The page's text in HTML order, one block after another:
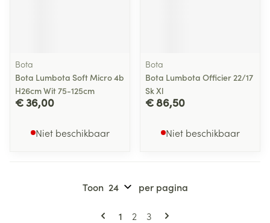
Bota
Bota Lumbota Soft Micro 4b
H26cm Wit 75-125cm
€ 36,00
Niet beschikbaar
Bota
Bota Lumbota Officier 22/17
Sk Xl
€ 86,50
Niet beschikbaar
Pagina's
U lees momenteel pagina
1 Pagina
2 Pagina
3
Toon per pagina